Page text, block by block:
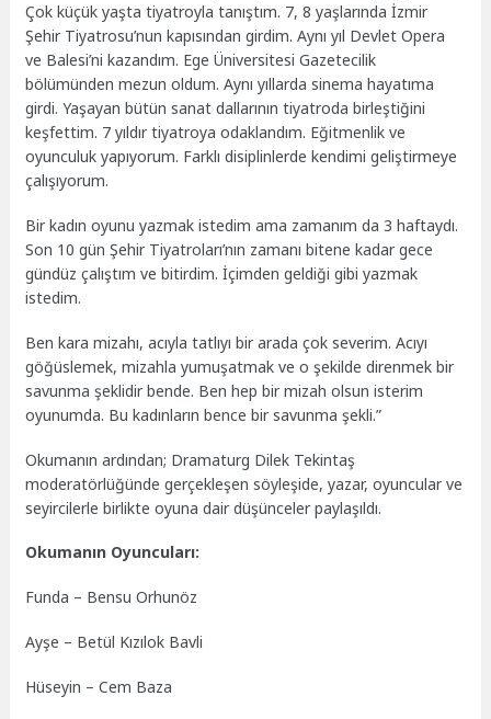
Çok küçük yaşta tiyatroyla tanıştım. 7, 8 yaşlarında İzmir
Şehir Tiyatrosu’nun kapısından girdim. Aynı yıl Devlet Opera
ve Balesi’ni kazandım. Ege Üniversitesi Gazetecilik
bölümünden mezun oldum. Aynı yıllarda sinema hayatıma
girdi. Yaşayan bütün sanat dallarının tiyatroda birleştiğini
keşfettim. 7 yıldır tiyatroya odaklandım. Eğitmenlik ve
oyunculuk yapıyorum. Farklı disiplinlerde kendimi geliştirmeye
çalışıyorum.
Bir kadın oyunu yazmak istedim ama zamanım da 3 haftaydı.
Son 10 gün Şehir Tiyatroları’nın zamanı bitene kadar gece
gündüz çalıştım ve bitirdim. İçimden geldiği gibi yazmak
istedim.
Ben kara mizahı, acıyla tatlıyı bir arada çok severim. Acıyı
göğüslemek, mizahla yumuşatmak ve o şekilde direnmek bir
savunma şeklidir bende. Ben hep bir mizah olsun isterim
oyunumda. Bu kadınların bence bir savunma şekli.”
Okumanın ardından; Dramaturg Dilek Tekintaş
moderatörlüğünde gerçekleşen söyleşide, yazar, oyuncular ve
seyircilerle birlikte oyuna dair düşünceler paylaşıldı.
Okumanın Oyuncuları:
Funda – Bensu Orhunöz
Ayşe – Betül Kızılok Bavli
Hüseyin – Cem Baza